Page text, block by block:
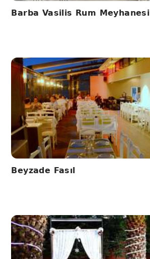
Barba Vasilis Rum Meyhanesi
Beyzade Fasıl